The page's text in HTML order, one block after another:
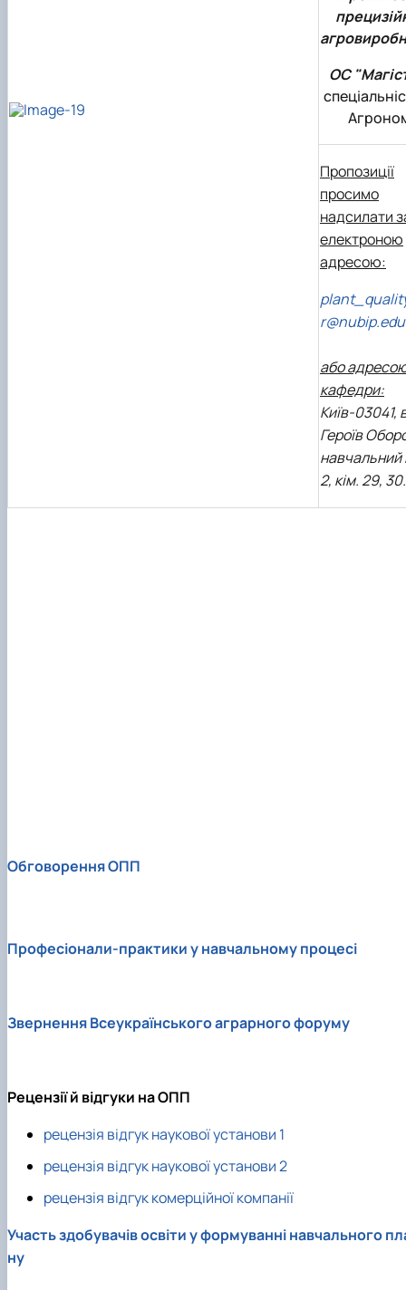
ОС
Пропозиції
просимо
надсилати
електроною
адресою:
або
кафедри:
Київ-03041,
Героїв
навчальний
2, кім. 29, 30.
Обговорення ОПП
Професіонали-практики у навчальному процесі
Звернення Всеукраїнського аграрного форуму
Рецензії й відгуки на ОПП
рецензія відгук наукової установи 1
рецензія відгук наукової установи 2
рецензія відгук комерційної компанії
Участь здобувачів освіти у формуванні навчального
ну